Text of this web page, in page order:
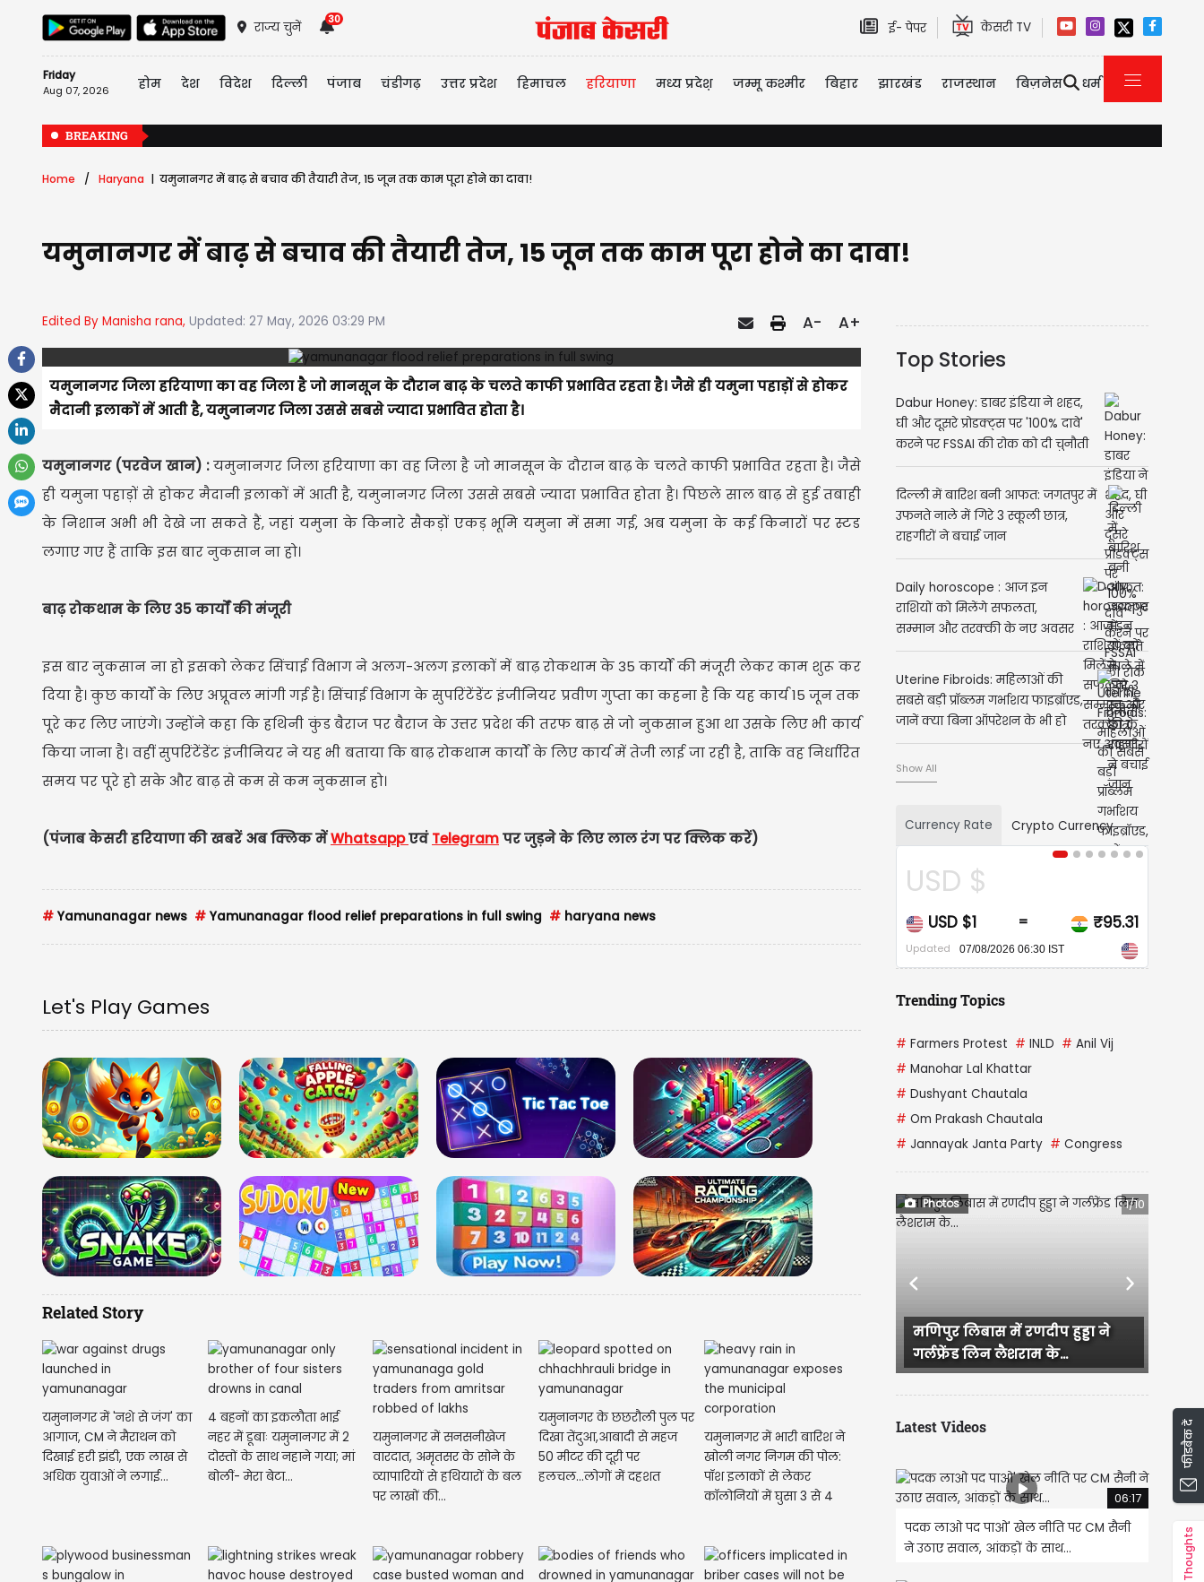
राज्य चुनें
30
ई- पेपर केसरी TV
Friday
Aug 07, 2026 होम देश विदेश दिल्ली पंजाब चंडीगढ़ उत्तर प्रदेश हिमाचल हरियाणा मध्य प्रदेश़ जम्मू कश्मीर बिहार झारखंड राजस्थान बिज़नेस धर्म
BREAKING
Home Haryana यमुनानगर में बाढ़ से बचाव की तैयारी तेज, 15 जून तक काम पूरा होने का दावा!
यमुनानगर में बाढ़ से बचाव की तैयारी तेज, 15 जून तक काम पूरा होने का दावा!
Edited By Manisha rana, Updated: 27 May, 2026 03:29 PM A- A+
यमुनानगर जिला हरियाणा का वह जिला है जो मानसून के दौरान बाढ़ के चलते काफी प्रभावित रहता है। जैसे ही यमुना पहाड़ों से होकर
मैदानी इलाकों में आती है, यमुनानगर जिला उससे सबसे ज्यादा प्रभावित होता है।
यमुनानगर (परवेज खान) :यमुनानगर जिला हरियाणा का वह जिला है जो मानसून के दौरान बाढ़ के चलते काफी प्रभावित रहता है। जैसे
ही यमुना पहाड़ों से होकर मैदानी इलाकों में आती है, यमुनानगर जिला उससे सबसे ज्यादा प्रभावित होता है। पिछले साल बाढ़ से हुई तबाही
के निशान अभी भी देखे जा सकते हैं, जहां यमुना के किनारे सैकड़ों एकड़ भूमि यमुना में समा गई, अब यमुना के कई किनारों पर स्टड
लगाए गए हैं ताकि इस बार नुकसान ना हो।
बाढ़ रोकथाम के लिए 35 कार्यों की मंजूरी
इस बार नुकसान ना हो इसको लेकर सिंचाई विभाग ने अलग-अलग इलाकों में बाढ़ रोकथाम के 35 कार्यों की मंजूरी लेकर काम शुरू कर
दिया है। कुछ कार्यों के लिए अप्रूवल मांगी गई है। सिंचाई विभाग के सुपरिंटेंडेंट इंजीनियर प्रवीण गुप्ता का कहना है कि यह कार्य 15 जून तक
पूरे कर लिए जाएंगे। उन्होंने कहा कि हथिनी कुंड बैराज पर बैराज के उत्तर प्रदेश की तरफ बाढ़ से जो नुकसान हुआ था उसके लिए भी कार्य
किया जाना है। वहीं सुपरिंटेंडेंट इंजीनियर ने यह भी बताया कि बाढ़ रोकथाम कार्यों के लिए कार्य में तेजी लाई जा रही है, ताकि वह निर्धारित
समय पर पूरे हो सके और बाढ़ से कम से कम नुकसान हो।
(पंजाब केसरी हरियाणा की खबरें अब क्लिक मेंWhatsappएवंTelegramपर जुड़ने के लिए लाल रंग पर क्लिक करें)
# Yamunanagar news # Yamunanagar flood relief preparations in full swing # haryana news
Let's Play Games
Related Story
यमुनानगर में 'नशे से जंग' का
आगाज, CM ने मैराथन को
दिखाई हरी झंडी, एक लाख से
अधिक युवाओं ने लगाई...
4 बहनों का इकलौता भाई
नहर में डूबाः यमुनानगर में 2
दोस्तों के साथ नहाने गया; मां
बोलीं- मेरा बेटा...
यमुनानगर में सनसनीखेज
वारदात, अमृतसर के सोने के
व्यापारियों से हथियारों के बल
पर लाखों की...
यमुनानगर के छछरौली पुल पर
दिखा तेंदुआ,आबादी से महज
50 मीटर की दूरी पर
हलचल...लोगों में दहशत
यमुनानगर में भारी बारिश ने
खोली नगर निगम की पोल:
पॉश इलाकों से लेकर
कॉलोनियों में घुसा 3 से 4
Top Stories
Dabur Honey: डाबर इंडिया ने शहद,
घी और दूसरे प्रोडक्ट्स पर '100% दावे'
करने पर FSSAI की रोक को दी चुनौती
दिल्ली में बारिश बनी आफत: जगतपुर में
उफनते नाले में गिरे 3 स्कूली छात्र,
राहगीरों ने बचाई जान
Daily horoscope : आज इन
राशियों को मिलेंगे सफलता,
सम्मान और तरक्की के नए अवसर
Uterine Fibroids: महिलाओं की
सबसे बड़ी प्रॉब्लम गर्भाशय फाइब्रॉएड,
जानें क्या बिना ऑपरेशन के भी हो
सकता है ठीक?
Show All
Currency Rate Crypto Currency
USD $
₹95.31
Updated 07/08/2026 06:30 IST
CAD $1 =
Updated 07/08/2026 06:30 IST
Trending Topics
# Farmers Protest # INLD # Anil Vij
# Manohar Lal Khattar
# Dushyant Chautala
# Om Prakash Chautala
# Jannayak Janta Party # Congress
Photos 1/10
मणिपुर लिबास में रणदीप हुड्डा ने
गर्लफ्रेंड लिन लैशराम के...
राजस्थान में हुई भव्य बिश्नोई और
IAS परी की सगाई, दादी और...
Previous Next
Latest Videos
06:17
पदक लाओ पद पाओ' खेल नीति पर CM सैनी
ने उठाए सवाल, आंकड़ों के साथ...
फीडबैक दें
Thoughts